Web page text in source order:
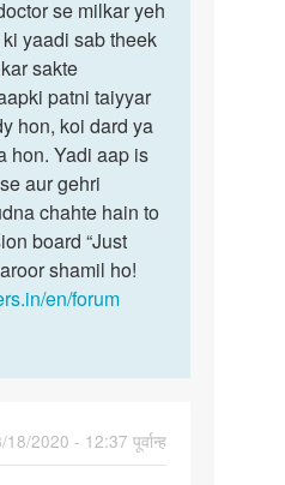
se milkar yeh
yaadi sab theek
sakte
patni taiyyar
hon, koi dard ya
hon. Yadi aap is
aur gehri
chahte hain to
board “Just
shamil ho!
en/forum
2020 - 12:37 पूर्वान्ह